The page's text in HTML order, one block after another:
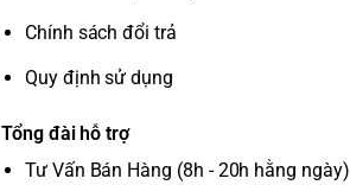
Chính sách đổi trả
Quy định sử dụng
Tổng đài hỗ trợ
Tư Vấn Bán Hàng (8h - 20h hằng ngày)